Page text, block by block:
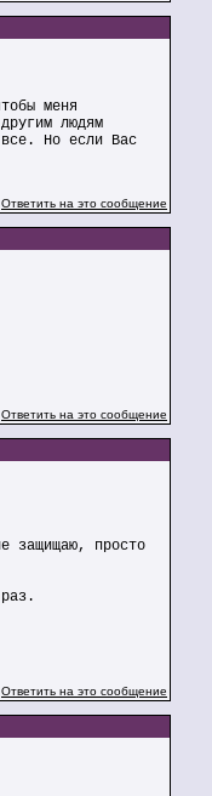
меня
людям
все. Но если Вас
Ответить на это сообщение
Ответить на это сообщение
защищаю, просто
Ответить на это сообщение